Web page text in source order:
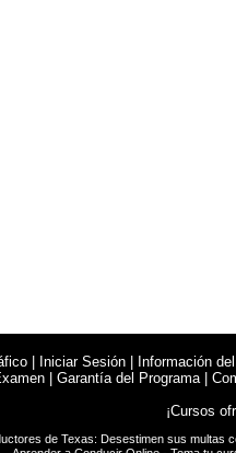
Iniciar Sesión
Información
Garantía del Programa|
¡Cursos
de Texas: Desestimen sus multas